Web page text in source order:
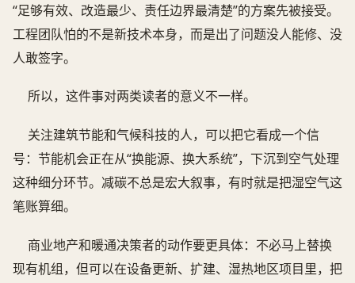
“足够有效、改造最少、责任边界最清楚”的方案先被接受。
工程团队怕的不是新技术本身，而是出了问题没人能修、没
人敢签字。
所以，这件事对两类读者的意义不一样。
关注建筑节能和气候科技的人，可以把它看成一个信
号：节能机会正在从“换能源、换大系统”，下沉到空气处理
这种细分环节。减碳不总是宏大叙事，有时就是把湿空气这
笔账算细。
商业地产和暖通决策者的动作要更具体：不必马上替换
现有机组，但可以在设备更新、扩建、湿热地区项目里，把